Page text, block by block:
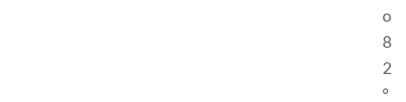
o
8
2
º